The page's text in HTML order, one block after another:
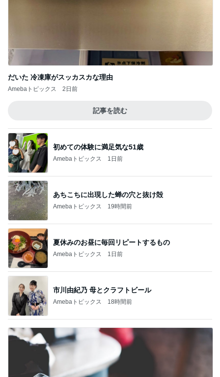
だいた 冷凍庫がスッカスカな理由
Amebaトピックス 2日前
記事を読む
初めての体験に満足気な51歳
Amebaトピックス 1日前
あちこちに出現した蝉の穴と抜け殻
Amebaトピックス 19時間前
夏休みのお昼に毎回リピートするもの
Amebaトピックス 1日前
市川由紀乃 母とクラフトビール
Amebaトピックス 18時間前